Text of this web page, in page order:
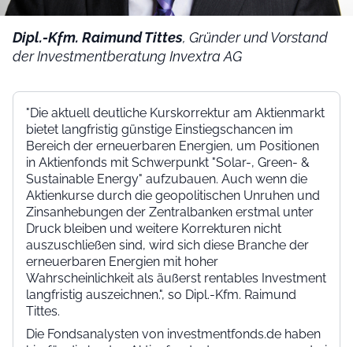
Dipl.-Kfm. Raimund Tittes, Gründer und Vorstand
der Investmentberatung Invextra AG
"Die aktuell deutliche Kurskorrektur am Aktienmarkt
bietet langfristig günstige Einstiegschancen im
Bereich der erneuerbaren Energien, um Positionen
in Aktienfonds mit Schwerpunkt "Solar-, Green- &
Sustainable Energy" aufzubauen. Auch wenn die
Aktienkurse durch die geopolitischen Unruhen und
Zinsanhebungen der Zentralbanken erstmal unter
Druck bleiben und weitere Korrekturen nicht
auszuschließen sind, wird sich diese Branche der
erneuerbaren Energien mit hoher
Wahrscheinlichkeit als äußerst rentables Investment
langfristig auszeichnen.", so Dipl.-Kfm. Raimund
Tittes.
Die Fondsanalysten von investmentfonds.de haben